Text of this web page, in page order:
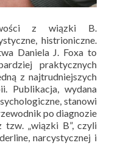
z wiązki B.
histrioniczne.
Daniela J. Foxa to
praktycznych
z najtrudniejszych
Publikacja, wydana
stanowi
po diagnozie
„wiązki B”, czyli
narcystycznej i